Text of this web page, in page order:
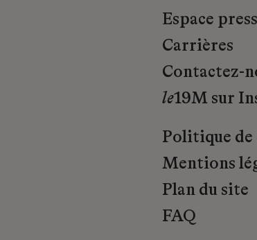
Espace
Carrières
Contactez-
le19M sur
Politique
Mentions
Plan du site
FAQ